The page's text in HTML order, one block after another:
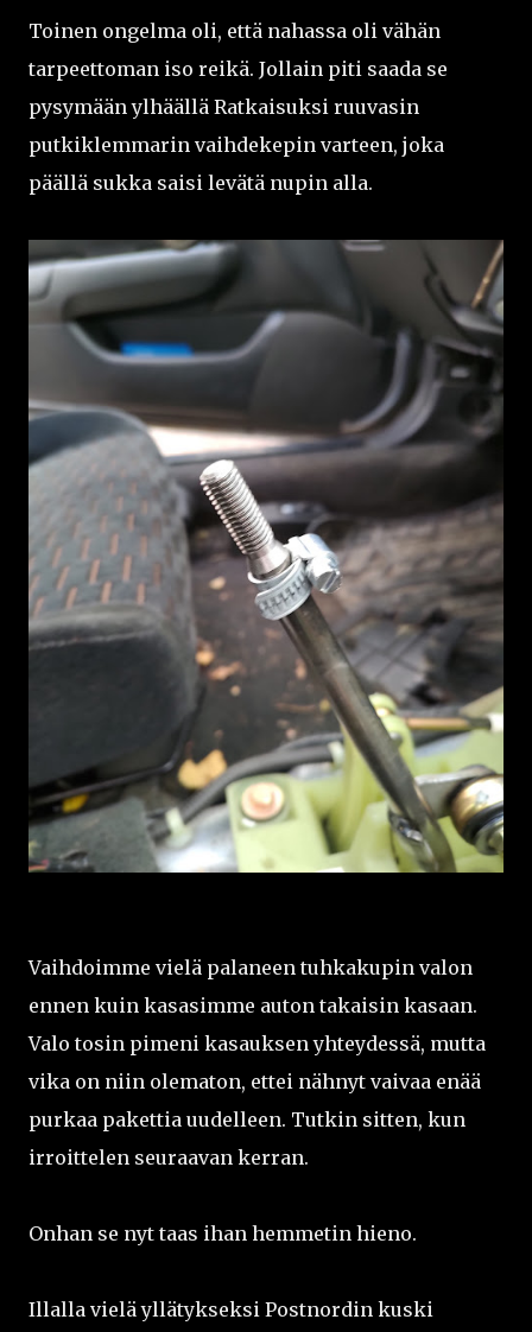
Toinen ongelma oli, että nahassa oli vähän
tarpeettoman iso reikä. Jollain piti saada se
pysymään ylhäällä Ratkaisuksi ruuvasin
putkiklemmarin vaihdekepin varteen, joka
päällä sukka saisi levätä nupin alla.
Vaihdoimme vielä palaneen tuhkakupin valon
ennen kuin kasasimme auton takaisin kasaan.
Valo tosin pimeni kasauksen yhteydessä, mutta
vika on niin olematon, ettei nähnyt vaivaa enää
purkaa pakettia uudelleen. Tutkin sitten, kun
irroittelen seuraavan kerran.
Onhan se nyt taas ihan hemmetin hieno.
Illalla vielä yllätykseksi Postnordin kuski